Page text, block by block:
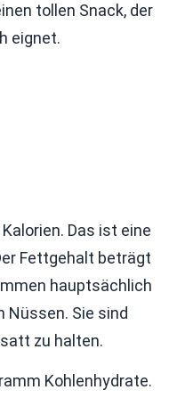
tollen Snack, der
eignet.
Das ist eine
Fettgehalt beträgt
hauptsächlich
Nüssen. Sie sind
zu halten.
Kohlenhydrate.